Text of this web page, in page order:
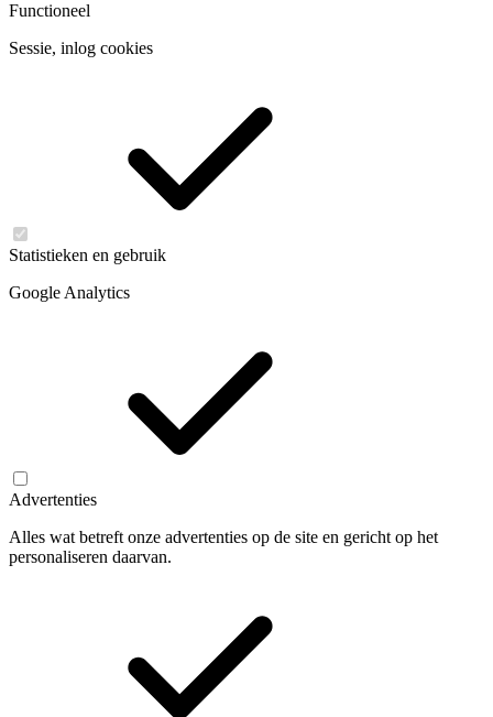
Functioneel
Sessie, inlog cookies
Statistieken en gebruik
Google Analytics
Advertenties
Alles wat betreft onze advertenties op de site en gericht op het
personaliseren daarvan.